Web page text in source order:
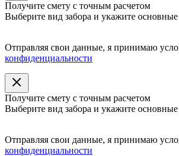
Получите смету с точным расчетом
Выберите вид забора и укажите
Отправляя свои данные, я принимаю
конфиденциальности
Получите смету с точным расчетом
Выберите вид забора и укажите
Отправляя свои данные, я принимаю
конфиденциальности